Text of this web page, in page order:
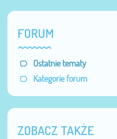
FORUM
Ostatnie tematy
Kategorie forum
ZOBACZ TAKŻE